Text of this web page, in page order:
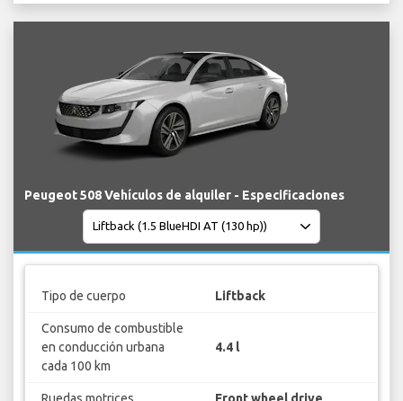
Peugeot 508 Vehículos de alquiler - Especificaciones
Tipo de cuerpo Liftback
Consumo de combustible
en conducción urbana
cada 100 km
4.4 l